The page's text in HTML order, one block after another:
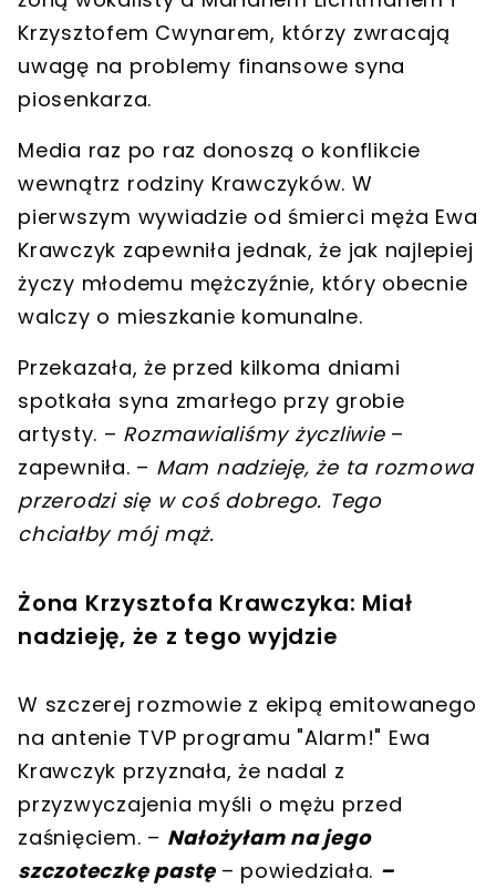
Krzysztofem Cwynarem, którzy zwracają
uwagę na problemy finansowe syna
piosenkarza.
Media raz po raz donoszą o konflikcie
wewnątrz rodziny Krawczyków. W
pierwszym wywiadzie od śmierci męża Ewa
Krawczyk zapewniła jednak, że jak najlepiej
życzy młodemu mężczyźnie, który obecnie
walczy o mieszkanie komunalne.
Przekazała, że przed kilkoma dniami
spotkała syna zmarłego przy grobie
artysty. – Rozmawialiśmy życzliwie –
zapewniła. – Mam nadzieję, że ta rozmowa
przerodzi się w coś dobrego. Tego
chciałby mój mąż.
Żona Krzysztofa Krawczyka: Miał
nadzieję, że z tego wyjdzie
W szczerej rozmowie z ekipą emitowanego
na antenie TVP programu "Alarm!" Ewa
Krawczyk przyznała, że nadal z
przyzwyczajenia myśli o mężu przed
zaśnięciem. – Nałożyłam na jego
szczoteczkę pastę – powiedziała. –